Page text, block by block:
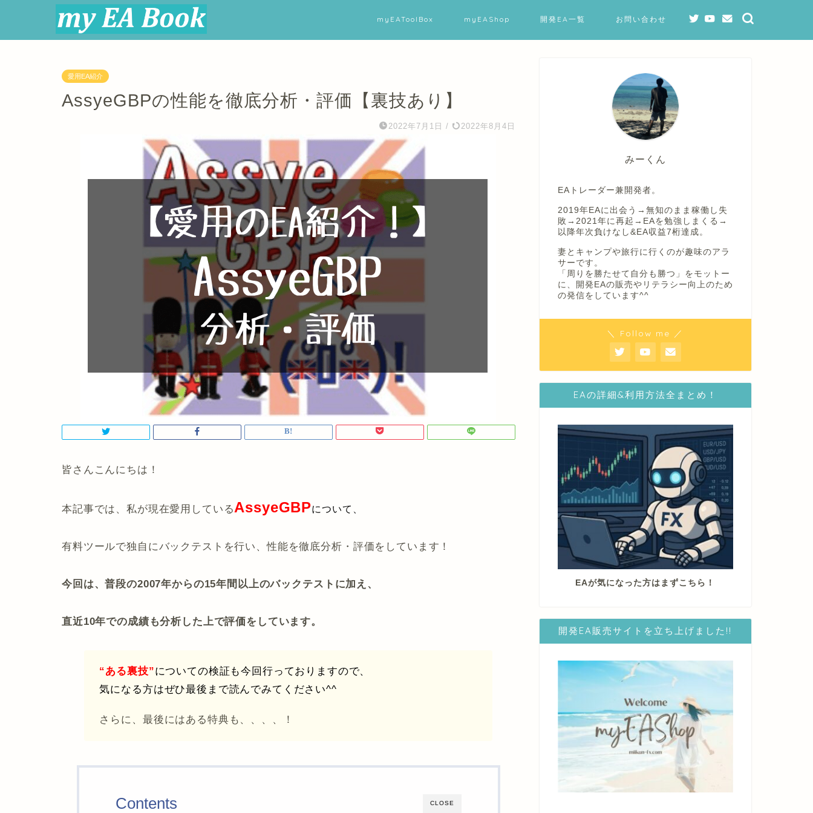
myEAToolBox myEAShop 開発EA一覧 お問い合わせ
愛用EA紹介
AssyeGBPの性能を徹底分析・評価【裏技あり】
2022年7月1日 / 2022年8月4日
皆さんこんにちは！
本記事では、私が現在愛用しているAssyeGBPについて、
有料ツールで独自にバックテストを行い、性能を徹底分析・評価をしています！
今回は、普段の2007年からの15年間以上のバックテストに加え、
直近10年での成績も分析した上で評価をしています。
“ある裏技”についての検証も今回行っておりますので、
気になる方はぜひ最後まで読んでみてください^^
さらに、最後にはある特典も、、、、！
CLOSE
Contents
みーくん
EAトレーダー兼開発者。
2019年EAに出会う→無知のまま稼働し失
敗→2021年に再起→EAを勉強しまくる→
以降年次負けなし&EA収益7桁達成。
妻とキャンプや旅行に行くのが趣味のアラ
サーです。
「周りを勝たせて自分も勝つ」をモットー
に、開発EAの販売やリテラシー向上のため
の発信をしています^^
＼ Follow me ／
EAの詳細&利用方法全まとめ！
EAが気になった方はまずこちら！
開発EA販売サイトを立ち上げました!!